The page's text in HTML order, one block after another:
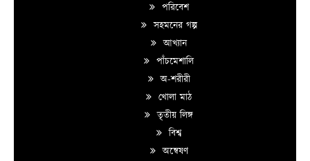
পরিবেশ
সহমনের গল্প
আখ্যান
পাঁচমেশালি
অ-শরীরী
খোলা মাঠ
তৃতীয় লিঙ্গ
বিশ্ব
অন্বেষণ